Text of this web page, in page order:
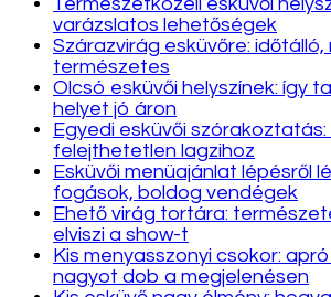
varázslatos lehetőségek
Szárazvirág esküvőre:
természetes
Olcsó esküvői helyszínek: így
helyet jó áron
Egyedi esküvői
felejthetetlen lagzihoz
Esküvői menüajánlat lépésről
fogások, boldog vendégek
Ehető virág tortára:
elviszi a show-t
Kis menyasszonyi csokor:
nagyot dob a megjelenésen